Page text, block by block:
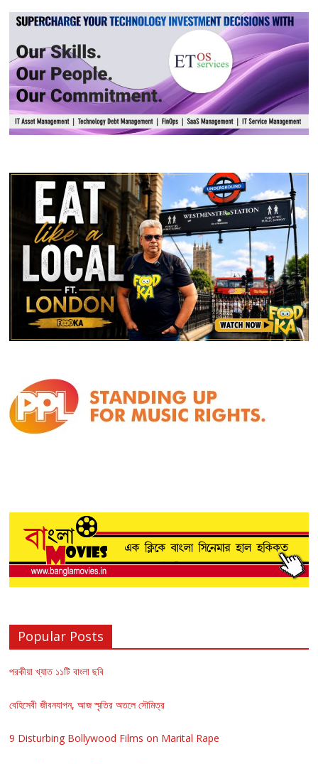
Popular Posts
পরকীয়া খ্যাত ১১টি বাংলা ছবি
বেহিসেবী জীবনযাপন, আজ স্মৃতির অতলে সৌমিত্র
9 Disturbing Bollywood Films on Marital Rape